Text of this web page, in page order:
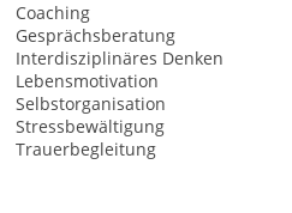
Coaching
Gesprächsberatung
Interdisziplinäres Denken
Lebensmotivation
Selbstorganisation
Stressbewältigung
Trauerbegleitung